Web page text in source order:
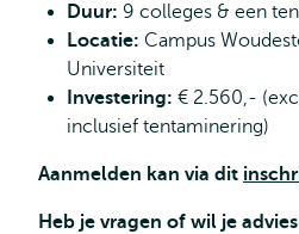
Duur: 9 colleges & een
Locatie: Campus
Universiteit
Investering: € 2.560,-
inclusief tentaminering)
Aanmelden kan via dit
Heb je vragen of wil je